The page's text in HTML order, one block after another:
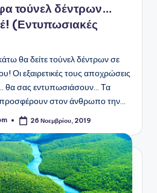
τούνελ δέντρων…
(Εντυπωσιακές
θα δείτε τούνελ δέντρων σε
Οι εξαιρετικές τους αποχρώσεις
θα σας εντυπωσιάσουν... Τα
στον άνθρωπο την…
26 Νοεμβρίου, 2019